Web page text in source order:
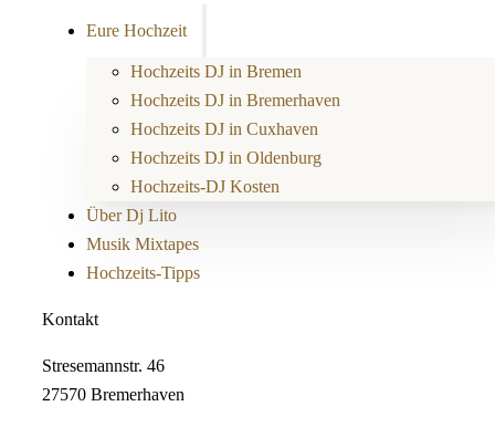
Eure Hochzeit
Hochzeits DJ in Bremen
Hochzeits DJ in Bremerhaven
Hochzeits DJ in Cuxhaven
Hochzeits DJ in Oldenburg
Hochzeits-DJ Kosten
Über Dj Lito
Musik Mixtapes
Hochzeits-Tipps
Kontakt
Stresemannstr. 46
27570 Bremerhaven